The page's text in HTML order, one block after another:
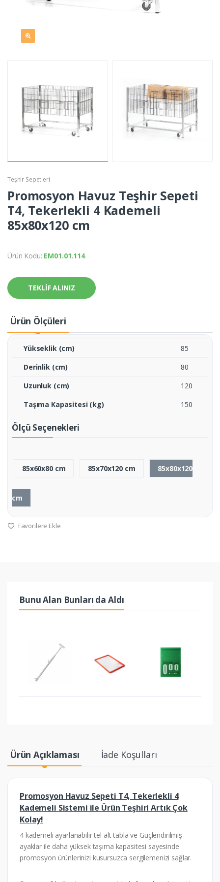
Teşhir Sepetleri
Promosyon Havuz Teşhir Sepeti
T4, Tekerlekli 4 Kademeli
85x80x120 cm
Ürün Kodu: EM01.01.114
TEKLİF ALINIZ
Ürün Ölçüleri
Yükseklik (cm)
85
Derinlik (cm)
80
Uzunluk (cm)
120
Taşıma Kapasitesi (kg)
150
Ölçü Seçenekleri
85x60x80 cm 85x70x120 cm 85x80x120
cm
Favorilere Ekle
Bunu Alan Bunları da Aldı
Ürün Açıklaması İade Koşulları
Promosyon Havuz Sepeti T4, Tekerlekli 4
Kademeli Sistemi ile Ürün Teşhiri Artık Çok
Kolay!
4 kademeli ayarlanabilir tel alt tabla ve Güçlendirilmiş
ayaklar ile daha yüksek taşıma kapasitesi sayesinde
promosyon ürünlerinizi kusursuzca sergilemenizi sağlar.